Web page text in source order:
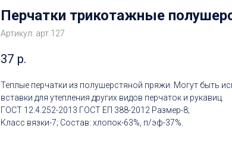
Перчатки трикотажные
Артикул: арт.127
37 р.
Теплые перчатки из полушерстяной пряжи. Могут быть
вставки для утепления других видов перчаток и рукавиц.
ГОСТ 12.4.252-2013 ГОСТ ЕП 388-2012 Размер-8;
Класс вязки-7; Состав: хлопок-63%, п/эф-37%.